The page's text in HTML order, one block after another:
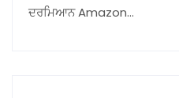
ਦਰਮਿਆਨ Amazon…